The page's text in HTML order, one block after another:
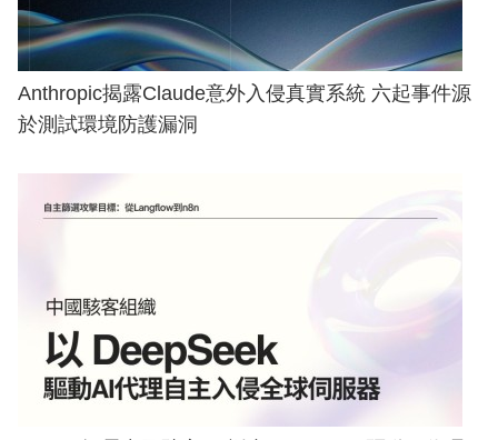
Anthropic揭露Claude意外入侵真實系統 六起事件源
於測試環境防護漏洞